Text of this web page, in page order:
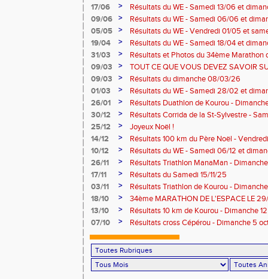
17/06
>
Résultats du WE - Samedi 13/06 et
09/06
>
Résultats du WE - Samedi 06/06 et
05/05
>
Résultats du WE - Vendredi 01/05 et
19/04
>
Résultats du WE - Samedi 18/04 et
31/03
>
Résultats et Photos du 34ème Marathon
29/03/2026
09/03 >
TOUT CE QUE VOUS DEVEZ SAVOIR
L'ESPACE !
09/03 >
Résultats du dimanche 08/03/26
01/03
>
Résultats du WE - Samedi 28/02 et
26/01
>
Résultats Duathlon de Kourou -
30/12
>
Résultats Corrida de la St-Sylvestre -
25/12
>
Joyeux Noël !
14/12
>
Résultats 100 km du Père Noël -
10/12
>
Résultats du WE - Samedi 06/12 et
26/11
>
Résultats Triathlon ManaMan -
17/11
>
Résultats du Samedi 15/11/25
03/11
>
Résultats Triathlon de Kourou -
18/10
>
34ème MARATHON DE L'ESPACE LE
13/10
>
Résultats 10 km de Kourou - Dimanche
07/10
> Résultats cross Cépérou - Dimanche 5